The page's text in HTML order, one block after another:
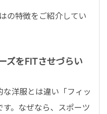
の特徴をご紹介してい
ズをFITさせづらい
洋服とは違い「フィッ
。なぜなら、スポーツ